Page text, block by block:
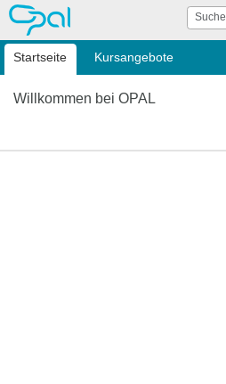
OPAL Suche
Startseite Kursangebote
Willkommen bei OPAL